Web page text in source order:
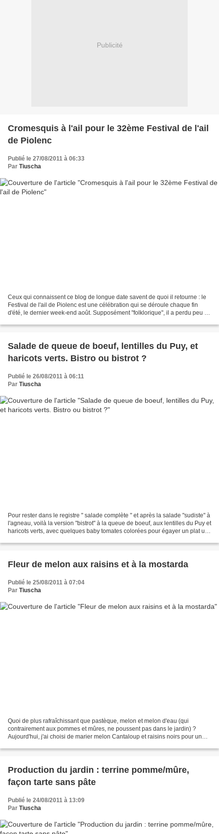
Publicité
Cromesquis à l'ail pour le 32ème Festival de l'ail
de Piolenc
Publié le 27/08/2011 à 06:33
Par Tiuscha
Ceux qui connaissent ce blog de longue date savent de quoi il retourne : le
Festival de l'ail de Piolenc est une célébration qui se déroule chaque fin
d'été, le dernier week-end août. Supposément "folklorique", il a perdu peu à
Salade de queue de boeuf, lentilles du Puy, et
haricots verts. Bistro ou bistrot ?
Publié le 26/08/2011 à 06:11
Par Tiuscha
Pour rester dans le registre " salade complète " et après la salade "sudiste" à
l'agneau, voilà la version "bistrot" à la queue de boeuf, aux lentilles du Puy et
haricots verts, avec quelques baby tomates colorées pour égayer un plat un
Fleur de melon aux raisins et à la mostarda
Publié le 25/08/2011 à 07:04
Par Tiuscha
Quoi de plus rafraîchissant que pastèque, melon et melon d'eau (qui
contrairement aux pommes et mûres, ne poussent pas dans le jardin) ?
Aujourd'hui, j'ai choisi de marier melon Cantaloup et raisins noirs pour un
Production du jardin : terrine pomme/mûre,
façon tarte sans pâte
Publié le 24/08/2011 à 13:09
Par Tiuscha